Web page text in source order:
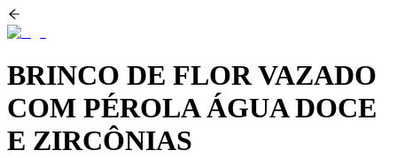
BRINCO DE FLOR VAZADO
COM PÉROLA ÁGUA DOCE
E ZIRCÔNIAS